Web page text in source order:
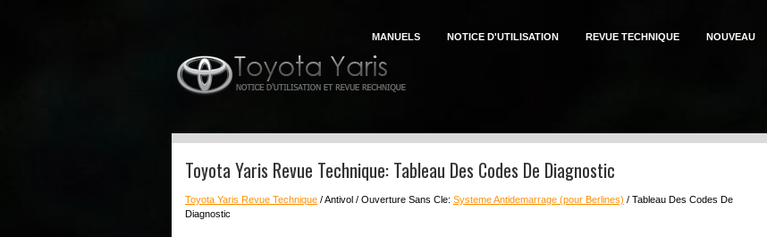
MANUELS NOTICE D'UTILISATION REVUE TECHNIQUE NOUVEAU
Toyota Yaris Revue Technique: Tableau Des Codes De Diagnostic
Toyota Yaris Revue Technique / Antivol / Ouverture Sans Cle: Systeme Antidemarrage (pour Berlines) / Tableau Des Codes De
Diagnostic